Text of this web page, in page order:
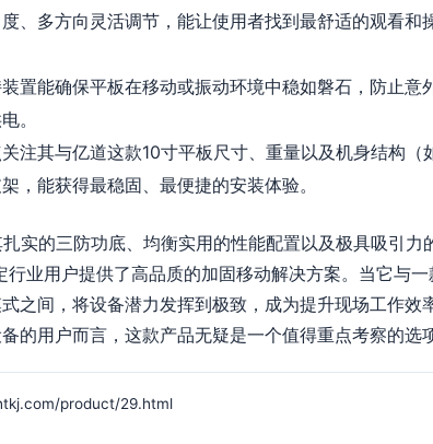
度、多方向灵活调节，能让使用者找到最舒适的观看
置能确保平板在移动或振动环境中稳如磐石，防止
。
注其与亿道这款10寸平板尺寸、重量以及机身结构（
，能获得最稳固、最便捷的安装体验。
实的三防功底、均衡实用的性能配置以及极具吸引力
行业用户提供了高品质的加固移动解决方案。当它与
之间，将设备潜力发挥到极致，成为提升现场工作效
的用户而言，这款产品无疑是一个值得重点考察的选项
product/29.html